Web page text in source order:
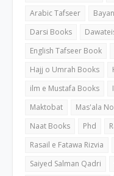
Arabic Tafseer
Darsi Books
English Tafseer Book
Hajj o Umrah Books
ilm e Mustafa Books
Maktobat
Mas'ala
Naat Books
Phd
Rasail e Fatawa Rizvia
Saiyed Salman Qadri